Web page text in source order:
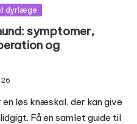
dyrlæge
symptomer,
og
løs knæskal, der kan give
Få en samlet guide til